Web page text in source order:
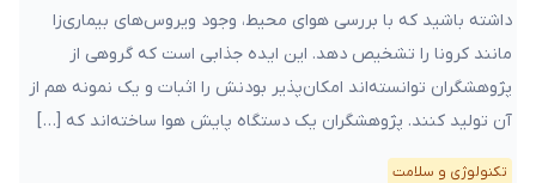
داشته‌ باشید که با بررسی هوای محیط، وجود ویروس‌های بیماری‌زا
مانند کرونا را تشخیص دهد. این ایده‌ جذابی است که گروهی از
پژوهشگران توانسته‌اند امکان‌پذیر بودنش را اثبات و یک نمونه هم از
آن تولید کنند. پژوهشگران یک دستگاه پایش هوا ساخته‌اند که […]
تکنولوژی و سلامت